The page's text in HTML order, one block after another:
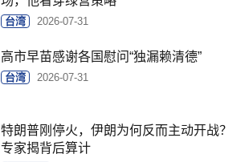
台湾 2026-07-31
高市早苗感谢各国慰问“独漏赖清德”
台湾 2026-07-31
特朗普刚停火，伊朗为何反而主动开战？
专家揭背后算计